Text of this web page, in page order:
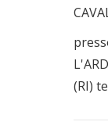
(RI)